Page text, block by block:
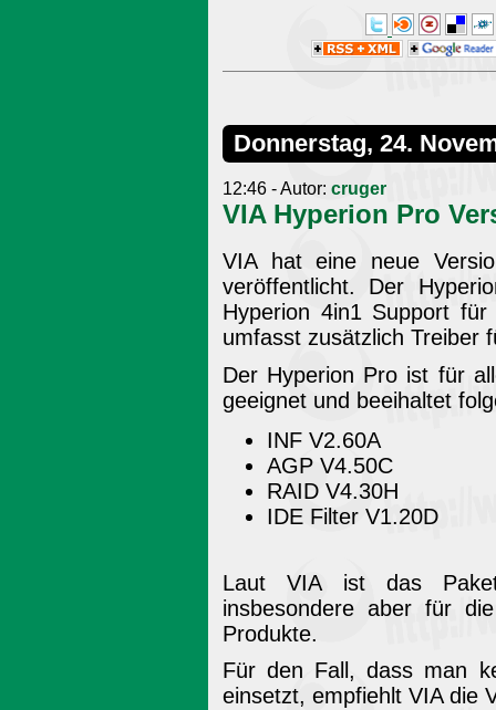
Donnerstag, 24.
12:46 - Autor: cruger
VIA Hyperion Pro
VIA hat eine neue
veröffentlicht. Der
Hyperion 4in1 Support
umfasst zusätzlich Treiber
Der Hyperion Pro ist für
geeignet und beeihaltet
INF V2.60A
AGP V4.50C
RAID V4.30H
IDE Filter V1.20D
Laut VIA ist das
insbesondere aber für
Produkte.
Für den Fall, dass man
einsetzt, empfiehlt VIA die